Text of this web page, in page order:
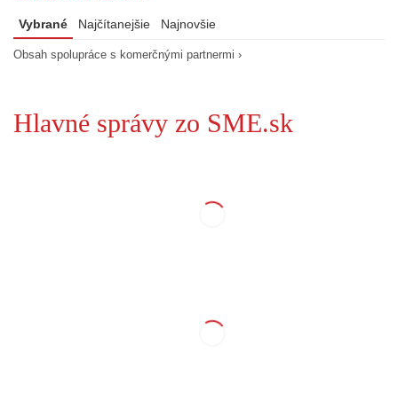
Vybrané Najčítanejšie Najnovšie
Obsah spolupráce s komerčnými partnermi ›
Hlavné správy zo SME.sk